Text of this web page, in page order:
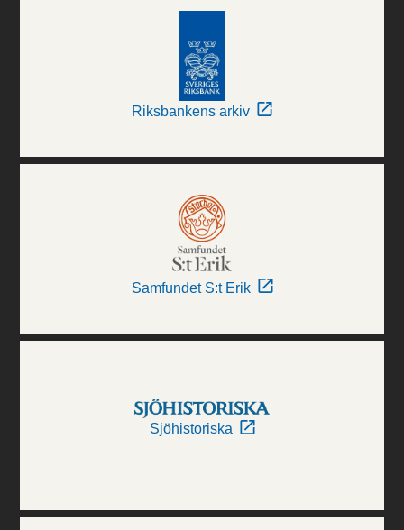
Riksbankens arkiv
Samfundet S:t Erik
Sjöhistoriska